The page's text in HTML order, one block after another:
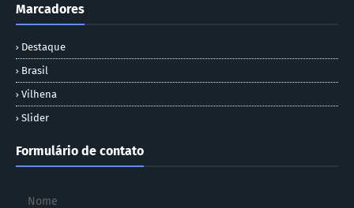
Marcadores
Destaque
Brasil
Vilhena
Slider
Formulário de contato
Nome